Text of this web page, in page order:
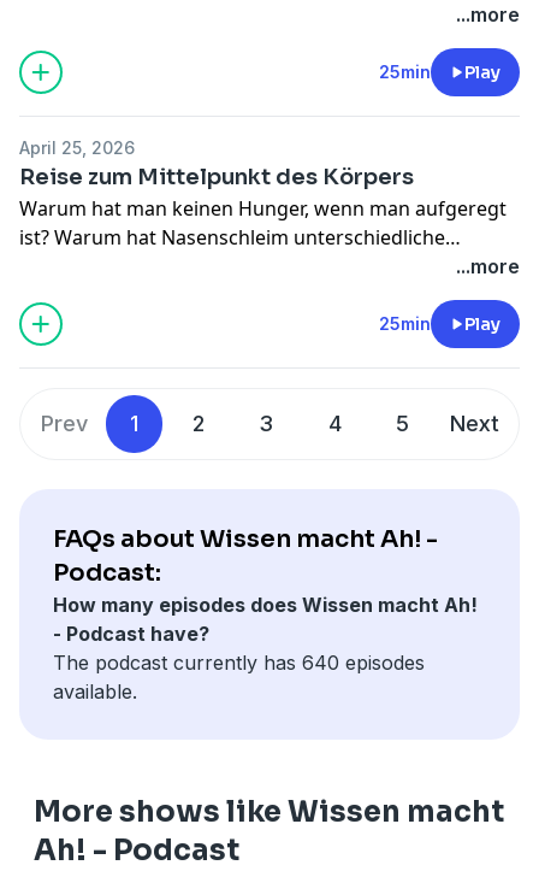
...more
25min Play
April 25, 2026
Reise zum Mittelpunkt des Körpers
Warum hat man keinen Hunger, wenn man aufgeregt
ist? Warum hat Nasenschleim unterschiedliche
Farben? Wie kann man mit Hörimplantaten wieder...more
25min Play
Prev 1 2 3 4 5 Next
FAQs about Wissen macht Ah! -
Podcast:
How many episodes does Wissen macht Ah!
- Podcast have?
The podcast currently has 640 episodes
available.
More shows like Wissen macht
Ah! - Podcast